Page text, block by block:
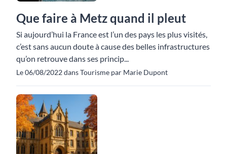
Que faire à Metz quand il pleut
Si aujourd’hui la France est l’un des pays les plus visités,
c’est sans aucun doute à cause des belles infrastructures
qu’on retrouve dans ses princip...
Le 06/08/2022 dans Tourisme par Marie Dupont